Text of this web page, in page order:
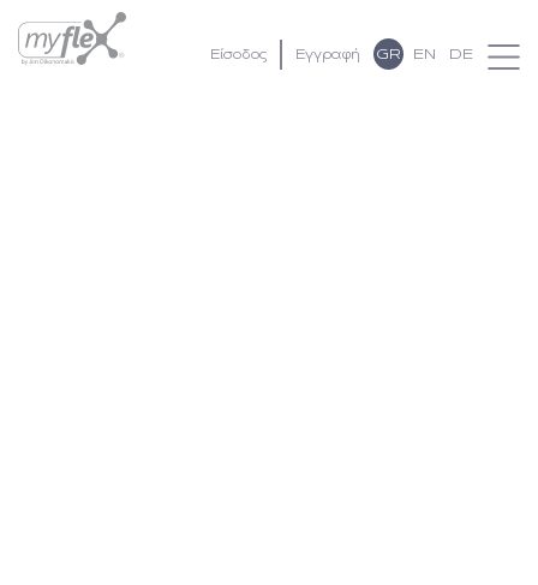
Είσοδος Εγγραφή GR EN DE